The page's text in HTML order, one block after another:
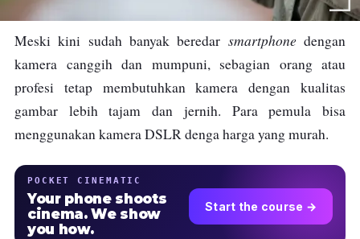
Meski kini sudah banyak beredar smartphone dengan
kamera canggih dan mumpuni, sebagian orang atau
profesi tetap membutuhkan kamera dengan kualitas
gambar lebih tajam dan jernih. Para pemula bisa
menggunakan kamera DSLR denga harga yang murah.
POCKET CINEMATIC
Your phone shoots
cinema. We show
you how.
Start the course →